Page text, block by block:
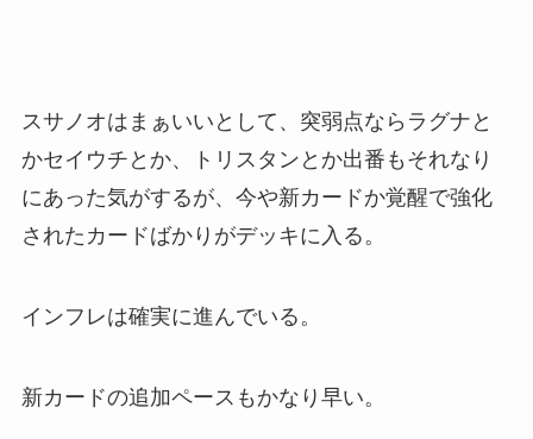
スサノオはまぁいいとして、突弱点ならラグナと
かセイウチとか、トリスタンとか出番もそれなり
にあった気がするが、今や新カードか覚醒で強化
されたカードばかりがデッキに入る。
インフレは確実に進んでいる。
新カードの追加ペースもかなり早い。